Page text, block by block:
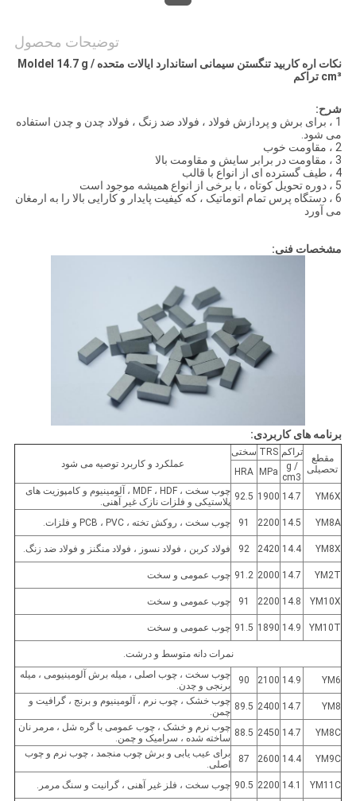
توضیحات محصول
نکات اره کاربید تنگستن سیمانی استاندارد ایالات متحده Moldel 14.7 g /
cm³ تراکم
شرح:
1 ، برای برش و پردازش فولاد ، فولاد ضد زنگ ، فولاد چدن و ​​چدن استفاده
می شود.
2 ، مقاومت خوب
3 ، مقاومت در برابر سایش و مقاومت بالا
4 ، طیف گسترده ای از انواع با قالب
5 ، دوره تحویل کوتاه ، با برخی از انواع همیشه موجود است
6 ، دستگاه پرس تمام اتوماتیک ، که کیفیت پایدار و کارایی بالا را به ارمغان
می آورد
مشخصات فنی:
برنامه های کاربردی:
مقطع
تحصیلی
تراکم TRS سختی
عملکرد و کاربرد توصیه می شود
g /
cm3
MPa
HRA
YM6X
14.7
1900
92.5
چوب سخت ، MDF ، HDF ، آلومینیوم و کامپوزیت های
پلاستیکی و فلزات نازک غیر آهنی.
YM8A
14.5
2200
91 چوب سخت ، روکش تخته ، PCB ، PVC و فلزات.
YM8X
14.4
2420
92 فولاد کربن ، فولاد نسوز ، فولاد منگنز و فولاد ضد زنگ.
YM2T
14.7
2000
91.2 چوب عمومی و سخت
YM10X
14.8
2200
91 چوب عمومی و سخت
YM10T
14.9
1890
91.5 چوب عمومی و سخت
نمرات دانه متوسط ​​و درشت.
YM6
14.9
2100
90
چوب سخت ، چوب اصلی ، میله برش آلومینیومی ، میله
برنجی و چدن.
YM8
14.7
2400
89.5 چوب خشک ، چوب نرم ، آلومینیوم و برنج ، گرافیت و
چمن.
YM8C
14.7
2450
88.5 چوب نرم و خشک ، چوب عمومی با گره شل ، مرمر نان
ساخته شده ، سرامیک و چمن.
YM9C
14.4
2600
87
برای عیب یابی و برش چوب منجمد ، چوب نرم و چوب
اصلی.
YM11C
14.1
2200
90.5 چوب سخت ، فلز غیر آهنی ، گرانیت و سنگ مرمر.